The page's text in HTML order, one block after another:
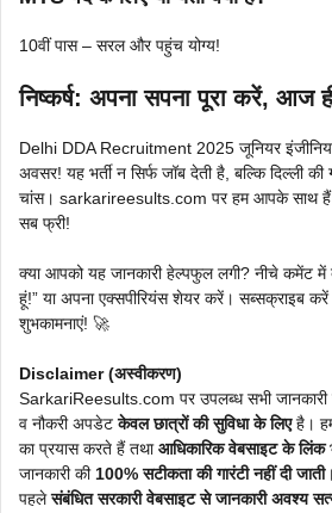
10वीं पास – सरल और पहुंच योग्य!
निष्कर्ष: अपना सपना पूरा करें, आज
Delhi DDA Recruitment 2025 जूनियर
अवसर! यह भर्ती न सिर्फ जॉब देती है, बल्कि दिल्ली की
चांस। sarkarireesults.com पर हम आपके साथ हैं
सब फ्री!
क्या आपको यह जानकारी हेल्पफुल लगी? नीचे कमेंट में
हूं!” या अपना एक्सपीरियंस शेयर करें। सब्सक्राइब
शुभकामनाएं! 🚀
Disclaimer (अस्वीकरण)
SarkariReesults.com पर उपलब्ध सभी जानकारी
व नौकरी अपडेटकेवल छात्रों की सुविधा के लिएहै।
का प्रयास करते हैं तथाआधिकारिक वेबसाइट के लिंक
जानकारी की100% सटीकता की गारंटी नहीं दी जाती
पहलेसंबंधित सरकारी वेबसाइट से जानकारी अवश्य